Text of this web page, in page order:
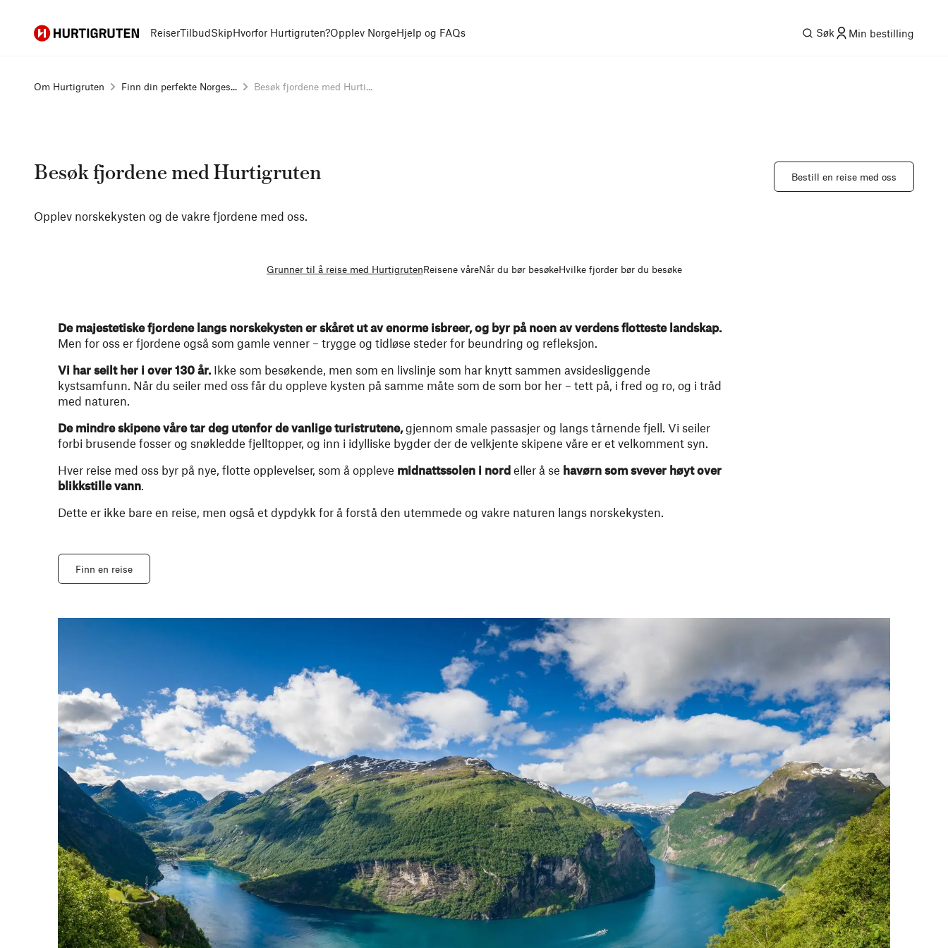
Hurtigruten ReiserTilbudSkipHvorfor Hurtigruten?Opplev NorgeHjelp og FAQs Søk Min bestilling
Om Hurtigruten Finn din perfekte Norges... Besøk fjordene med Hurti...
Besøk fjordene med Hurtigruten
Opplev norskekysten og de vakre fjordene med oss.
Bestill en reise med oss
Grunner til å reise med HurtigrutenReisene våreNår du bør besøkeHvilke fjorder bør du besøke
De majestetiske fjordene langs norskekysten er skåret ut av enorme isbreer, og byr på noen av verdens flotteste landskap.
Men for oss er fjordene også som gamle venner – trygge og tidløse steder for beundring og refleksjon.
Vi har seilt her i over 130 år. Ikke som besøkende, men som en livslinje som har knytt sammen avsidesliggende
kystsamfunn. Når du seiler med oss får du oppleve kysten på samme måte som de som bor her – tett på, i fred og ro, og i tråd
med naturen.
De mindre skipene våre tar deg utenfor de vanlige turistrutene,gjennom smale passasjer og langs tårnende fjell. Vi seiler
forbi brusende fosser og snøkledde fjelltopper, og inn i idylliske bygder der de velkjente skipene våre er et velkomment syn.
Hver reise med oss byr på nye, flotte opplevelser, som å oppleve midnattssolen i nord eller å se havørn som svever høyt over
blikkstille vann.
Dette er ikke bare en reise, men også et dypdykk for å forstå den utemmede og vakre naturen langs norskekysten.
Finn en reise